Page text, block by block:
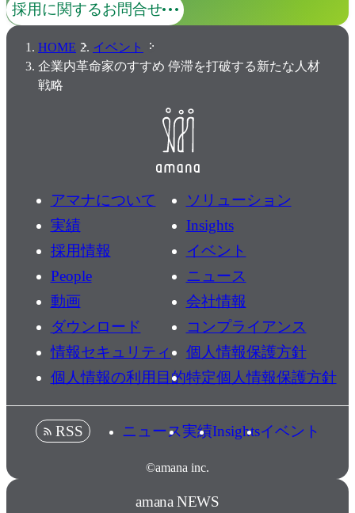
採用に関するお問合せ
HOME
イベント
企業内革命家のすすめ 停滞を打破する新たな人材
戦略
アマナについて
ソリューション
実績
Insights
採用情報
イベント
People
ニュース
動画
会社情報
ダウンロード
コンプライアンス
情報セキュリティ
個人情報保護方針
個人情報の利用目的特定個人情報保護方針
©amana inc.
RSS ニュース実績Insightsイベント
amana NEWS